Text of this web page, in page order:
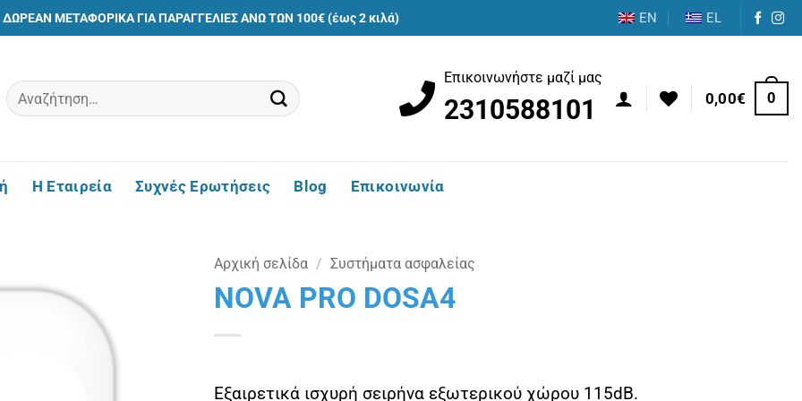
ΔΩΡΕΑΝ ΜΕΤΑΦΟΡΙΚΑ ΓΙΑ ΠΑΡΑΓΓΕΛΙΕΣ ΑΝΩ ΤΩΝ 100€ (έως 2 κιλά) EN EL
Αναζήτηση
για:
Επικοινωνήστε μαζί μας
2310588101 0,00€ 0
Η Εταιρεία Συχνές Ερωτήσεις Blog Επικοινωνία
Πρόσθήκη
Αρχική σελίδα / Συστήματα ασφαλείας
NOVA PRO DOSA4
Εξαιρετικά ισχυρή σειρήνα εξωτερικού χώρου 115dB.